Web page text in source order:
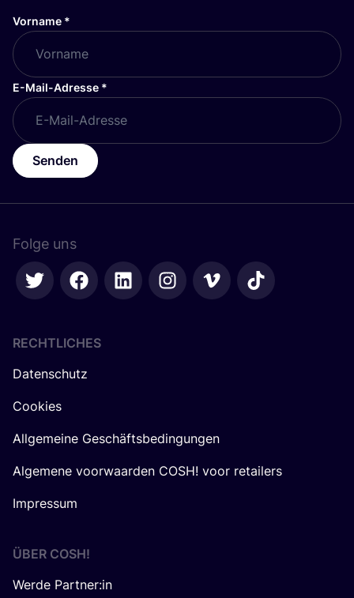
Vorname *
E-Mail-Adresse *
Senden
Folge uns
RECHTLICHES
Datenschutz
Cookies
Allgemeine Geschäftsbedingungen
Algemene voorwaarden COSH! voor retailers
Impressum
ÜBER COSH!
Werde Partner:in